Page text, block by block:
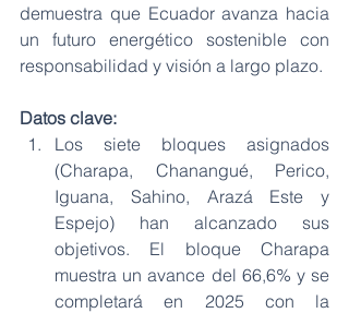
demuestra que Ecuador avanza hacia
un futuro energético sostenible con
responsabilidad y visión a largo plazo.
Datos clave:
Los siete bloques asignados
(Charapa, Chanangué, Perico,
Iguana, Sahino, Arazá Este y
Espejo) han alcanzado sus
objetivos. El bloque Charapa
muestra un avance del 66,6% y se
completará en 2025 con la